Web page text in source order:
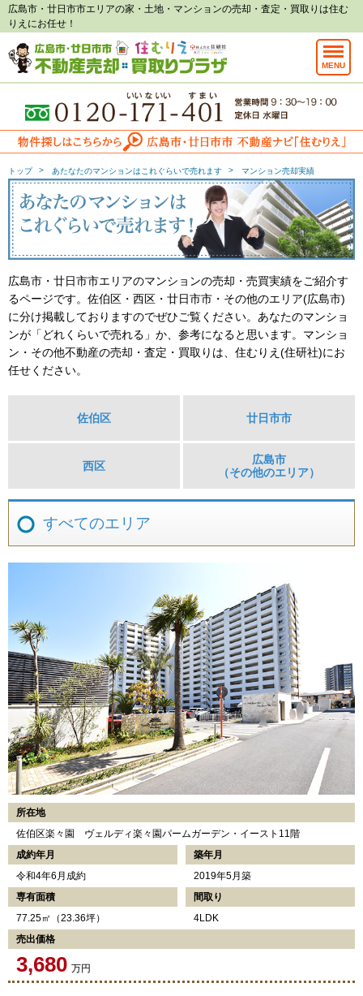
広島市・廿日市市エリアの家・土地・マンションの売却・査定・買取りは住む
りえにお任せ！
MENU
トップ あたなたのマンションはこれぐらいで売れます マンション売却実績
広島市・廿日市市エリアのマンションの売却・売買実績をご紹介す
るページです。佐伯区・西区・廿日市市・その他のエリア(広島市)
に分け掲載しておりますのでぜひご覧ください。あなたのマンショ
ンが「どれくらいで売れる」か、参考になると思います。マンショ
ン・その他不動産の売却・査定・買取りは、住むりえ(住研社)にお
任せください。
佐伯区 廿日市市
西区
広島市
（その他のエリア）
すべてのエリア
所在地
佐伯区楽々園 ヴェルディ楽々園パームガーデン・イースト11階
成約年月
築年月
令和4年6月成約
2019年5月築
専有面積
間取り
77.25㎡（23.36坪）
4LDK
売出価格
3,680 万円